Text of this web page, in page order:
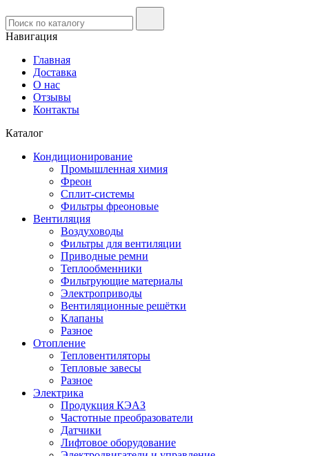
Навигация
Главная
Доставка
О нас
Отзывы
Контакты
Каталог
Кондиционирование
Промышленная химия
Фреон
Сплит-системы
Фильтры фреоновые
Вентиляция
Воздуховоды
Фильтры для вентиляции
Приводные ремни
Теплообменники
Фильтрующие материалы
Электроприводы
Вентиляционные решётки
Клапаны
Разное
Отопление
Тепловентиляторы
Тепловые завесы
Разное
Электрика
Продукция КЭАЗ
Частотные преобразователи
Датчики
Лифтовое оборудование